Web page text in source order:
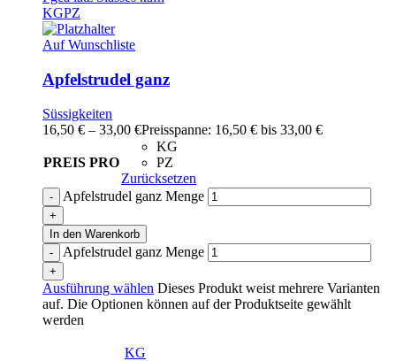
KGPZ
Auf Wunschliste
Apfelstrudel ganz
Süssigkeiten
16,50 € – 33,00 €Preisspanne: 16,50 € bis 33,00 €
PREIS PRO
KG
PZ
Zurücksetzen
Apfelstrudel ganz Menge
In den Warenkorb
Apfelstrudel ganz Menge
Ausführung wählen Dieses Produkt weist mehrere Varianten
auf. Die Optionen können auf der Produktseite gewählt
werden
KG